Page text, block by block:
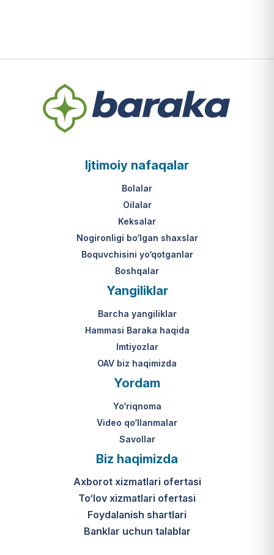
Ijtimoiy nafaqalar
Bolalar
Oilalar
Keksalar
Nogironligi bo‘lgan shaxslar
Boquvchisini yo‘qotganlar
Boshqalar
Yangiliklar
Barcha yangiliklar
Hammasi Baraka haqida
Imtiyozlar
OAV biz haqimizda
Yordam
Yo‘riqnoma
Video qo‘llanmalar
Savollar
Biz haqimizda
Axborot xizmatlari ofertasi
To‘lov xizmatlari ofertasi
Foydalanish shartlari
Banklar uchun talablar